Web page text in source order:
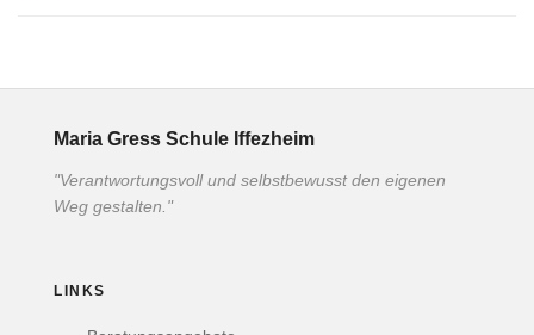
Maria Gress Schule Iffezheim
"Verantwortungsvoll und selbstbewusst den eigenen
Weg gestalten."
LINKS